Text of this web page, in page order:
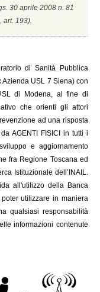
30 aprile 2008 n. 81
art. 193).
di Sanità Pubblica
USL 7 Siena) con
di Modena, al fine di
che orienti gli attori
ad una risposta
AGENTI FISICI in tutti i
e aggiornamento
fra Regione Toscana ed
Istituzionale dell’INAIL.
all'utilizzo della Banca
utilizzare in maniera
qualsiasi responsabilità
informazioni contenute